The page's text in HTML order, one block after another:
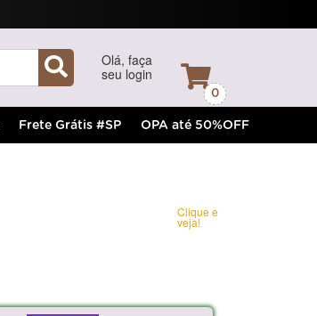
Olá, faça
seu login
0
Frete Grátis #SP OPA até 50%OFF
Clique e
veja!